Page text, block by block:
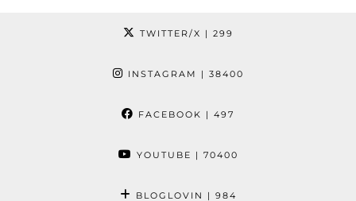
TWITTER/X | 299
INSTAGRAM | 38400
FACEBOOK | 497
YOUTUBE | 70400
BLOGLOVIN | 984